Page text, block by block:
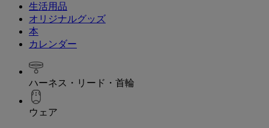
生活用品
オリジナルグッズ
本
カレンダー
ハーネス・リード・首輪
ウェア